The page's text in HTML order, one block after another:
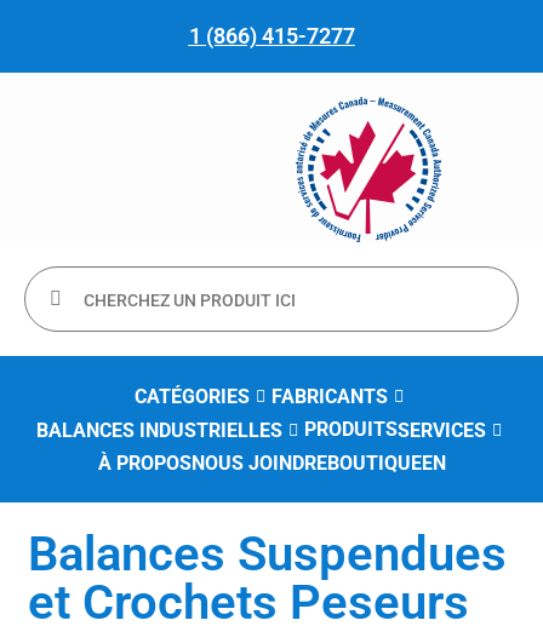
1 (866) 415-7277
CATÉGORIES
FABRICANTS
BALANCES INDUSTRIELLES
PRODUITSSERVICES
À PROPOSNOUS JOINDREBOUTIQUEEN
Balances Suspendues
et Crochets Peseurs